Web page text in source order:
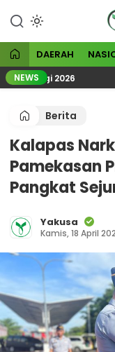
konten
DAERAH
NEWS2026
Berita
Kalapas
Pamekasan
Pangkat
Yakusa
Kamis, 18 April